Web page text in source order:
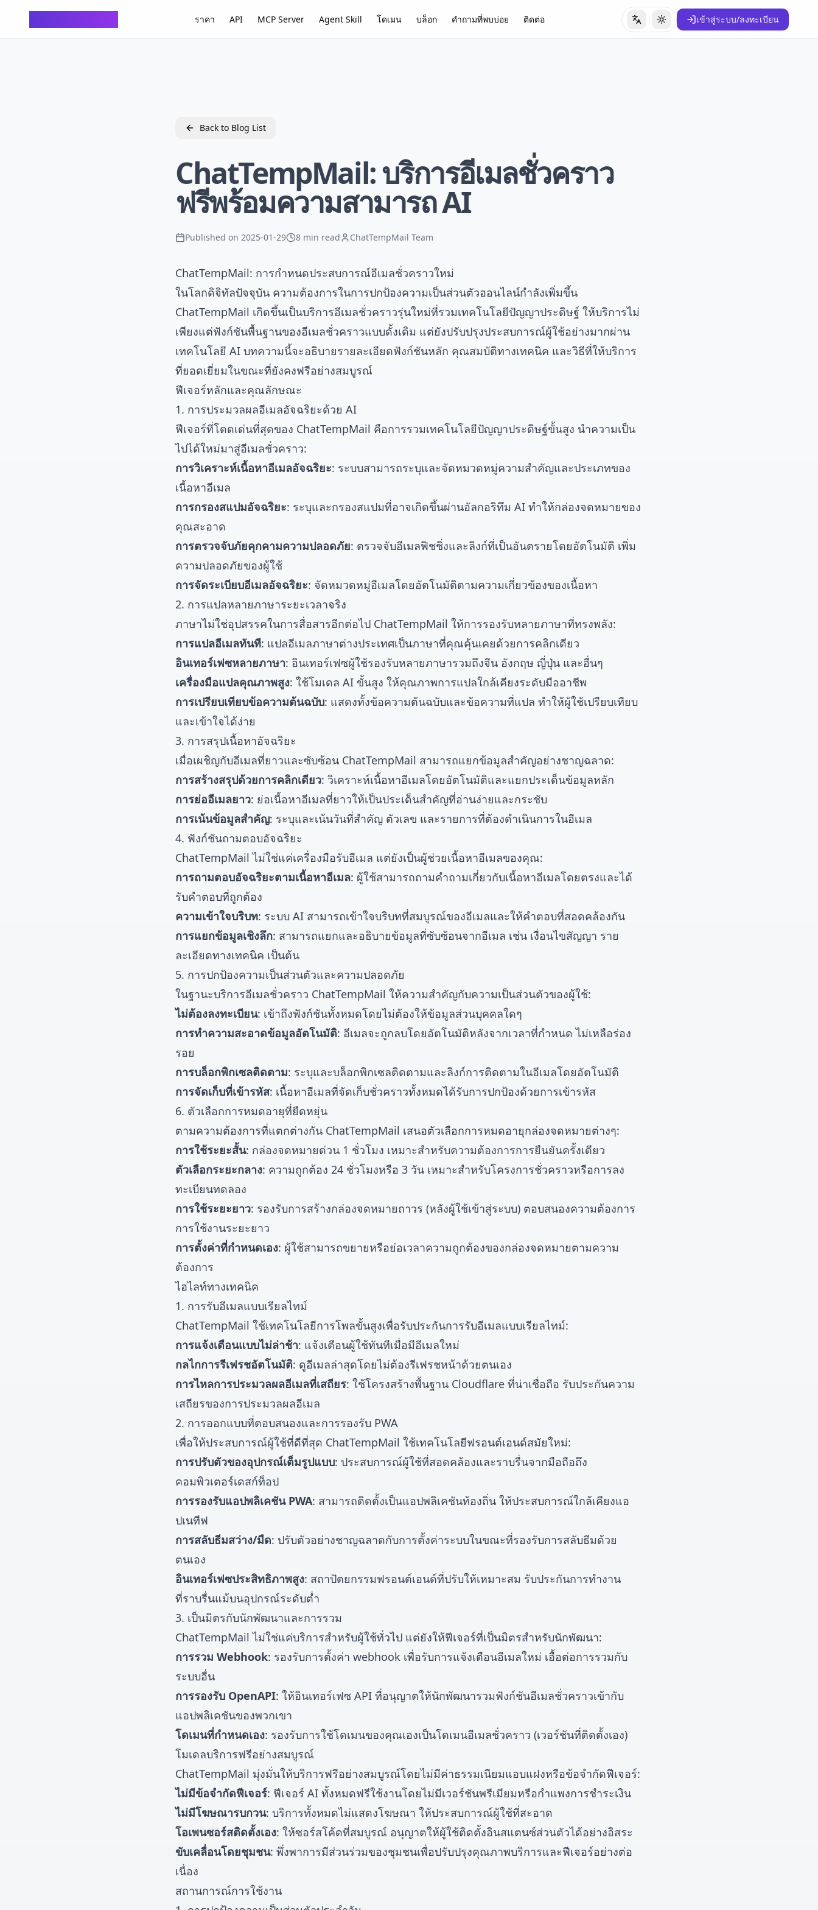
ราคา API MCP Server Agent Skill โดเมน บล็อก คำถามที่พบบ่อย ติดต่อ เปลี่ยนภาษาเปลี่ยนธีมเข้าสู่ระบบ/ลงทะเบียน
Back to Blog List
ChatTempMail: บริการอีเมลชั่วคราว
ฟรีพร้อมความสามารถ AI
Published on 2025-01-29 8 min read ChatTempMail Team
ChatTempMail: การกำหนดประสบการณ์อีเมลชั่วคราวใหม่
ในโลกดิจิทัลปัจจุบัน ความต้องการในการปกป้องความเป็นส่วนตัวออนไลน์กำลังเพิ่มขึ้น
ChatTempMail เกิดขึ้นเป็นบริการอีเมลชั่วคราวรุ่นใหม่ที่รวมเทคโนโลยีปัญญาประดิษฐ์ ให้บริการไม่
เพียงแต่ฟังก์ชันพื้นฐานของอีเมลชั่วคราวแบบดั้งเดิม แต่ยังปรับปรุงประสบการณ์ผู้ใช้อย่างมากผ่าน
เทคโนโลยี AI บทความนี้จะอธิบายรายละเอียดฟังก์ชันหลัก คุณสมบัติทางเทคนิค และวิธีที่ให้บริการ
ที่ยอดเยี่ยมในขณะที่ยังคงฟรีอย่างสมบูรณ์
ฟีเจอร์หลักและคุณลักษณะ
1. การประมวลผลอีเมลอัจฉริยะด้วย AI
ฟีเจอร์ที่โดดเด่นที่สุดของ ChatTempMail คือการรวมเทคโนโลยีปัญญาประดิษฐ์ขั้นสูง นำความเป็น
ไปได้ใหม่มาสู่อีเมลชั่วคราว:
การวิเคราะห์เนื้อหาอีเมลอัจฉริยะ: ระบบสามารถระบุและจัดหมวดหมู่ความสำคัญและประเภทของ
เนื้อหาอีเมล
การกรองสแปมอัจฉริยะ: ระบุและกรองสแปมที่อาจเกิดขึ้นผ่านอัลกอริทึม AI ทำให้กล่องจดหมายของ
คุณสะอาด
การตรวจจับภัยคุกคามความปลอดภัย: ตรวจจับอีเมลฟิชชิ่งและลิงก์ที่เป็นอันตรายโดยอัตโนมัติ เพิ่ม
ความปลอดภัยของผู้ใช้
การจัดระเบียบอีเมลอัจฉริยะ: จัดหมวดหมู่อีเมลโดยอัตโนมัติตามความเกี่ยวข้องของเนื้อหา
2. การแปลหลายภาษาระยะเวลาจริง
ภาษาไม่ใช่อุปสรรคในการสื่อสารอีกต่อไป ChatTempMail ให้การรองรับหลายภาษาที่ทรงพลัง:
การแปลอีเมลทันที: แปลอีเมลภาษาต่างประเทศเป็นภาษาที่คุณคุ้นเคยด้วยการคลิกเดียว
อินเทอร์เฟซหลายภาษา: อินเทอร์เฟซผู้ใช้รองรับหลายภาษารวมถึงจีน อังกฤษ ญี่ปุ่น และอื่นๆ
เครื่องมือแปลคุณภาพสูง: ใช้โมเดล AI ขั้นสูง ให้คุณภาพการแปลใกล้เคียงระดับมืออาชีพ
การเปรียบเทียบข้อความต้นฉบับ: แสดงทั้งข้อความต้นฉบับและข้อความที่แปล ทำให้ผู้ใช้เปรียบเทียบ
และเข้าใจได้ง่าย
3. การสรุปเนื้อหาอัจฉริยะ
เมื่อเผชิญกับอีเมลที่ยาวและซับซ้อน ChatTempMail สามารถแยกข้อมูลสำคัญอย่างชาญฉลาด:
การสร้างสรุปด้วยการคลิกเดียว: วิเคราะห์เนื้อหาอีเมลโดยอัตโนมัติและแยกประเด็นข้อมูลหลัก
การย่ออีเมลยาว: ย่อเนื้อหาอีเมลที่ยาวให้เป็นประเด็นสำคัญที่อ่านง่ายและกระชับ
การเน้นข้อมูลสำคัญ: ระบุและเน้นวันที่สำคัญ ตัวเลข และรายการที่ต้องดำเนินการในอีเมล
4. ฟังก์ชันถามตอบอัจฉริยะ
ChatTempMail ไม่ใช่แค่เครื่องมือรับอีเมล แต่ยังเป็นผู้ช่วยเนื้อหาอีเมลของคุณ:
การถามตอบอัจฉริยะตามเนื้อหาอีเมล: ผู้ใช้สามารถถามคำถามเกี่ยวกับเนื้อหาอีเมลโดยตรงและได้
รับคำตอบที่ถูกต้อง
ความเข้าใจบริบท: ระบบ AI สามารถเข้าใจบริบทที่สมบูรณ์ของอีเมลและให้คำตอบที่สอดคล้องกัน
การแยกข้อมูลเชิงลึก: สามารถแยกและอธิบายข้อมูลที่ซับซ้อนจากอีเมล เช่น เงื่อนไขสัญญา ราย
ละเอียดทางเทคนิค เป็นต้น
5. การปกป้องความเป็นส่วนตัวและความปลอดภัย
ในฐานะบริการอีเมลชั่วคราว ChatTempMail ให้ความสำคัญกับความเป็นส่วนตัวของผู้ใช้:
ไม่ต้องลงทะเบียน: เข้าถึงฟังก์ชันทั้งหมดโดยไม่ต้องให้ข้อมูลส่วนบุคคลใดๆ
การทำความสะอาดข้อมูลอัตโนมัติ: อีเมลจะถูกลบโดยอัตโนมัติหลังจากเวลาที่กำหนด ไม่เหลือร่อง
รอย
การบล็อกพิกเซลติดตาม: ระบุและบล็อกพิกเซลติดตามและลิงก์การติดตามในอีเมลโดยอัตโนมัติ
การจัดเก็บที่เข้ารหัส: เนื้อหาอีเมลที่จัดเก็บชั่วคราวทั้งหมดได้รับการปกป้องด้วยการเข้ารหัส
6. ตัวเลือกการหมดอายุที่ยืดหยุ่น
ตามความต้องการที่แตกต่างกัน ChatTempMail เสนอตัวเลือกการหมดอายุกล่องจดหมายต่างๆ:
การใช้ระยะสั้น: กล่องจดหมายด่วน 1 ชั่วโมง เหมาะสำหรับความต้องการการยืนยันครั้งเดียว
ตัวเลือกระยะกลาง: ความถูกต้อง 24 ชั่วโมงหรือ 3 วัน เหมาะสำหรับโครงการชั่วคราวหรือการลง
ทะเบียนทดลอง
การใช้ระยะยาว: รองรับการสร้างกล่องจดหมายถาวร (หลังผู้ใช้เข้าสู่ระบบ) ตอบสนองความต้องการ
การใช้งานระยะยาว
การตั้งค่าที่กำหนดเอง: ผู้ใช้สามารถขยายหรือย่อเวลาความถูกต้องของกล่องจดหมายตามความ
ต้องการ
ไฮไลท์ทางเทคนิค
1. การรับอีเมลแบบเรียลไทม์
ChatTempMail ใช้เทคโนโลยีการโพลขั้นสูงเพื่อรับประกันการรับอีเมลแบบเรียลไทม์:
การแจ้งเตือนแบบไม่ล่าช้า: แจ้งเตือนผู้ใช้ทันทีเมื่อมีอีเมลใหม่
กลไกการรีเฟรชอัตโนมัติ: ดูอีเมลล่าสุดโดยไม่ต้องรีเฟรชหน้าด้วยตนเอง
การไหลการประมวลผลอีเมลที่เสถียร: ใช้โครงสร้างพื้นฐาน Cloudflare ที่น่าเชื่อถือ รับประกันความ
เสถียรของการประมวลผลอีเมล
2. การออกแบบที่ตอบสนองและการรองรับ PWA
เพื่อให้ประสบการณ์ผู้ใช้ที่ดีที่สุด ChatTempMail ใช้เทคโนโลยีฟรอนต์เอนด์สมัยใหม่:
การปรับตัวของอุปกรณ์เต็มรูปแบบ: ประสบการณ์ผู้ใช้ที่สอดคล้องและราบรื่นจากมือถือถึง
คอมพิวเตอร์เดสก์ท็อป
การรองรับแอปพลิเคชัน PWA: สามารถติดตั้งเป็นแอปพลิเคชันท้องถิ่น ให้ประสบการณ์ใกล้เคียงแอ
ปเนทีฟ
การสลับธีมสว่าง/มืด: ปรับตัวอย่างชาญฉลาดกับการตั้งค่าระบบในขณะที่รองรับการสลับธีมด้วย
ตนเอง
อินเทอร์เฟซประสิทธิภาพสูง: สถาปัตยกรรมฟรอนต์เอนด์ที่ปรับให้เหมาะสม รับประกันการทำงาน
ที่ราบรื่นแม้บนอุปกรณ์ระดับต่ำ
3. เป็นมิตรกับนักพัฒนาและการรวม
ChatTempMail ไม่ใช่แค่บริการสำหรับผู้ใช้ทั่วไป แต่ยังให้ฟีเจอร์ที่เป็นมิตรสำหรับนักพัฒนา:
การรวม Webhook: รองรับการตั้งค่า webhook เพื่อรับการแจ้งเตือนอีเมลใหม่ เอื้อต่อการรวมกับ
ระบบอื่น
การรองรับ OpenAPI: ให้อินเทอร์เฟซ API ที่อนุญาตให้นักพัฒนารวมฟังก์ชันอีเมลชั่วคราวเข้ากับ
แอปพลิเคชันของพวกเขา
โดเมนที่กำหนดเอง: รองรับการใช้โดเมนของคุณเองเป็นโดเมนอีเมลชั่วคราว (เวอร์ชันที่ติดตั้งเอง)
โมเดลบริการฟรีอย่างสมบูรณ์
ChatTempMail มุ่งมั่นให้บริการฟรีอย่างสมบูรณ์โดยไม่มีค่าธรรมเนียมแอบแฝงหรือข้อจำกัดฟีเจอร์:
ไม่มีข้อจำกัดฟีเจอร์: ฟีเจอร์ AI ทั้งหมดฟรีใช้งานโดยไม่มีเวอร์ชันพรีเมียมหรือกำแพงการชำระเงิน
ไม่มีโฆษณารบกวน: บริการทั้งหมดไม่แสดงโฆษณา ให้ประสบการณ์ผู้ใช้ที่สะอาด
โอเพนซอร์สติดตั้งเอง: ให้ซอร์สโค้ดที่สมบูรณ์ อนุญาตให้ผู้ใช้ติดตั้งอินสแตนซ์ส่วนตัวได้อย่างอิสระ
ขับเคลื่อนโดยชุมชน: พึ่งพาการมีส่วนร่วมของชุมชนเพื่อปรับปรุงคุณภาพบริการและฟีเจอร์อย่างต่อ
เนื่อง
สถานการณ์การใช้งาน